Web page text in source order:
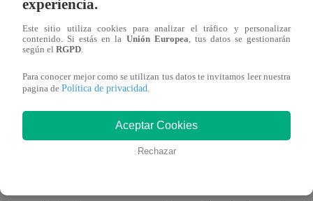
diciembre y 1 de enero del 2023.
¿Qué frases le puedo dedicar a mis
¡Feliz Año Nuevo 2023! Eres increíble, cree en ti y
Nuestra amistad es como el vino: mejora con la
experiencia.
Este sitio utiliza cookies para analizar el tráfico y personalizar
contenido. Si estás en la Unión Europea, tus datos se gestionarán
según el RGPD.
Para conocer mejor como se utilizan tus datos te invitamos leer nuestra
pagina de Política de privacidad.
Aceptar Cookies
Rechazar